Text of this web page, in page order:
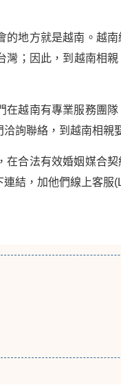
地方就是越南。越
；因此，到越南相
越南有專業服務團
詢聯絡，到越南相親
合法有效婚姻媒合
結，加他們線上客服